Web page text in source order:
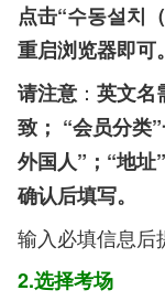
点击“수동설치
重启浏览器即可。
请注意 ： 英文名
致； “会员分类
外国人”； “地址
确认后填写。
输入必填信息后
2.选择考场